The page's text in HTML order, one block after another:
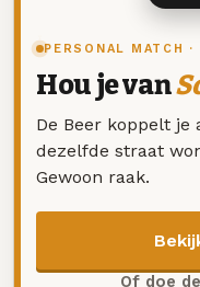
PERSONAL MATCH ·
Hou je van
De Beer koppelt je
dezelfde straat
Gewoon raak.
Of doe